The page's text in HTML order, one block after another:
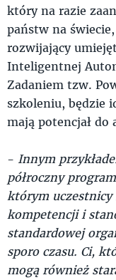
który na razie
państw na
rozwijający
Inteligentnej
Zadaniem tzw.
szkoleniu, będzie
mają potencjał do
- Innym
półroczny
którym uczestnicy
kompetencji i
standardowej
sporo czasu. Ci,
mogą również